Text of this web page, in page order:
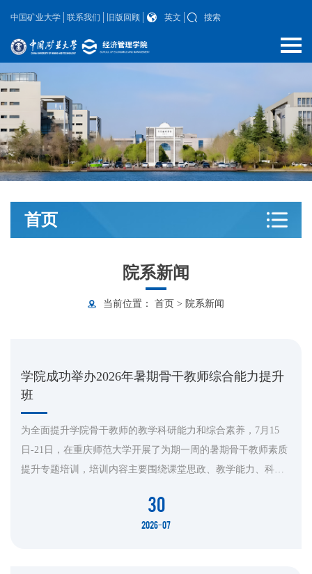
中国矿业大学 联系我们 旧版回顾 英文 搜索
首页
院系新闻
当前位置： 首页 > 院系新闻
学院成功举办2026年暑期骨干教师综合能力提升
班
为全面提升学院骨干教师的教学科研能力和综合素养，7月15
日-21日，在重庆师范大学开展了为期一周的暑期骨干教师素质
提升专题培训，培训内容主要围绕课堂思政、教学能力、科研
人参加了本次培训。7月16日上午，重庆师范大学继续教育学院
党委书记侯明志、学院副院长江红艳出席本次研修班开班仪
30
2026-07